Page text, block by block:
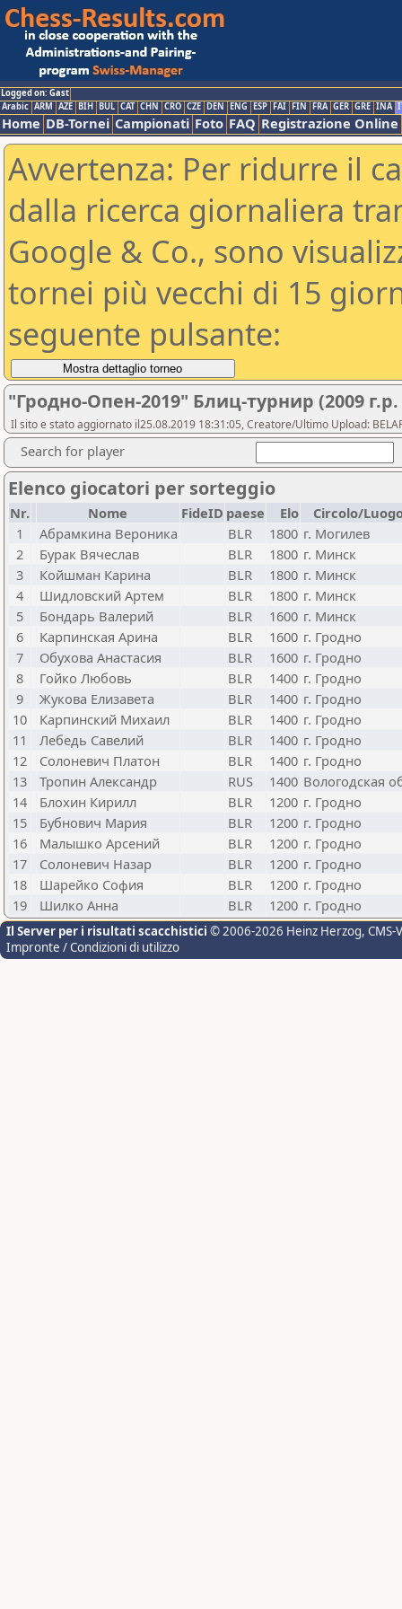
Logged on: Gast
Arabic ARM AZE BIH BUL CAT CHN CRO CZE DEN ENG ESP FAI FIN FRA GER GRE INA
Home DB-Tornei Campionati Foto FAQ Registrazione Online
Avvertenza: Per ridurre il
dalla ricerca giornaliera
Google & Co., sono
tornei più vecchi di 15
seguente pulsante:
"Гродно-Опен-2019" Блиц-турнир (2009
Il sito e stato aggiornato il25.08.2019 18:31:05, Creatore/Ultimo Upload:
Search for player
Elenco giocatori per sorteggio
Nr. Nome FideID paese Elo
Circolo/
1
Абрамкина Вероника BLR 1800 г. Могилев
2
Бурак Вячеслав BLR 1800 г. Минск
3
Койшман Карина BLR 1800 г. Минск
4
Шидловский Артем BLR 1800 г. Минск
5
Бондарь Валерий BLR 1600 г. Минск
6
Карпинская Арина BLR 1600 г. Гродно
7
Обухова Анастасия BLR 1600 г. Гродно
8
Гойко Любовь BLR 1400 г. Гродно
9
Жукова Елизавета BLR 1400 г. Гродно
10
Карпинский Михаил BLR 1400 г. Гродно
11
Лебедь Савелий BLR 1400 г. Гродно
12
Солоневич Платон BLR 1400 г. Гродно
13
Тропин Александр RUS 1400 Вологодская
14
Блохин Кирилл BLR 1200 г. Гродно
15
Бубнович Мария BLR 1200 г. Гродно
16
Малышко Арсений BLR 1200 г. Гродно
17
Солоневич Назар BLR 1200 г. Гродно
18
Шарейко София BLR 1200 г. Гродно
19
Шилко Анна BLR 1200 г. Гродно
Il Server per i risultati scacchistici © 2006-2026 Heinz Herzog,
Impronte / Condizioni di utilizzo